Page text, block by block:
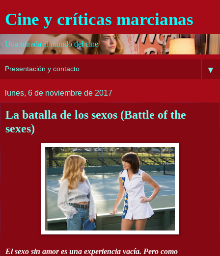
Cine y críticas marcianas
Una mirada al mundo del cine
▼
lunes, 6 de noviembre de 2017
La batalla de los sexos (Battle of the
sexes)
El sexo sin amor es una experiencia vacía. Pero como